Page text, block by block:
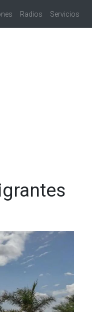
Radios Servicios